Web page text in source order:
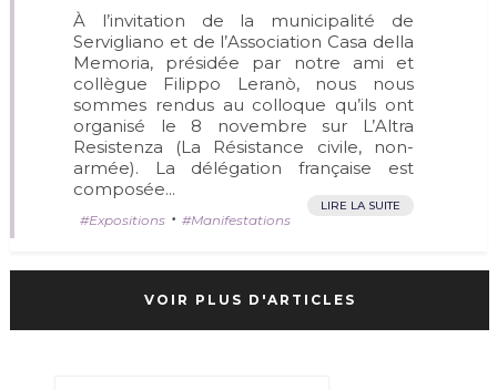
À l’invitation de la municipalité de
Servigliano et de l’Association Casa della
Memoria, présidée par notre ami et
collègue Filippo Leranò, nous nous
sommes rendus au colloque qu’ils ont
organisé le 8 novembre sur L’Altra
Resistenza (La Résistance civile, non-
armée). La délégation française est
composée...
LIRE LA SUITE
Expositions • Manifestations
VOIR PLUS D'ARTICLES